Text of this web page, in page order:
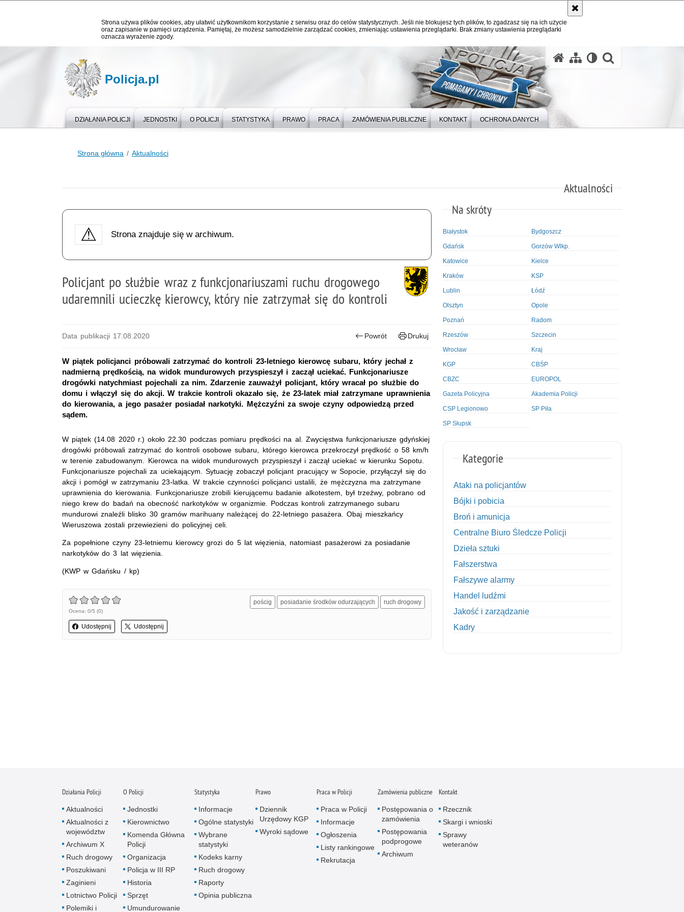
Strona używa plików cookies, aby ułatwić użytkownikom korzystanie z serwisu oraz do celów statystycznych. Jeśli nie blokujesz tych plików, to zgadzasz się na ich użycie
oraz zapisanie w pamięci urządzenia. Pamiętaj, że możesz samodzielnie zarządzać cookies, zmieniając ustawienia przeglądarki. Brak zmiany ustawienia przeglądarki
oznacza wyrażenie zgody.
Policja.pl
DZIAŁANIA POLICJI JEDNOSTKI O POLICJI STATYSTYKA PRAWO PRACA ZAMÓWIENIA PUBLICZNE KONTAKT OCHRONA DANYCH
Strona główna Aktualności
Aktualności
Strona znajduje się w archiwum.
Policjant po służbie wraz z funkcjonariuszami ruchu drogowego
udaremnili ucieczkę kierowcy, który nie zatrzymał się do kontroli
Data publikacji 17.08.2020 Powrót Drukuj
W piątek policjanci próbowali zatrzymać do kontroli 23-letniego kierowcę subaru, który jechał z
nadmierną prędkością, na widok mundurowych przyspieszył i zaczął uciekać. Funkcjonariusze
drogówki natychmiast pojechali za nim. Zdarzenie zauważył policjant, który wracał po służbie do
domu i włączył się do akcji. W trakcie kontroli okazało się, że 23-latek miał zatrzymane uprawnienia
do kierowania, a jego pasażer posiadał narkotyki. Mężczyźni za swoje czyny odpowiedzą przed
sądem.
W piątek (14.08 2020 r.) około 22.30 podczas pomiaru prędkości na al. Zwycięstwa funkcjonariusze gdyńskiej
drogówki próbowali zatrzymać do kontroli osobowe subaru, którego kierowca przekroczył prędkość o 58 km/h
w terenie zabudowanym. Kierowca na widok mundurowych przyspieszył i zaczął uciekać w kierunku Sopotu.
Funkcjonariusze pojechali za uciekającym. Sytuację zobaczył policjant pracujący w Sopocie, przyłączył się do
akcji i pomógł w zatrzymaniu 23-latka. W trakcie czynności policjanci ustalili, że mężczyzna ma zatrzymane
uprawnienia do kierowania. Funkcjonariusze zrobili kierującemu badanie alkotestem, był trzeźwy, pobrano od
niego krew do badań na obecność narkotyków w organizmie. Podczas kontroli zatrzymanego subaru
mundurowi znaleźli blisko 30 gramów marihuany należącej do 22-letniego pasażera. Obaj mieszkańcy
Wieruszowa zostali przewiezieni do policyjnej celi.
Za popełnione czyny 23-letniemu kierowcy grozi do 5 lat więzienia, natomiast pasażerowi za posiadanie
narkotyków do 3 lat więzienia.
(KWP w Gdańsku / kp)
Ocena: 0/5 (0)
Udostępnij Udostępnij
pościg posiadanie środków odurzających ruch drogowy
Na skróty
Białystok Bydgoszcz
Gdańsk Gorzów Wlkp.
Katowice Kielce
Kraków KSP
Lublin Łódź
Olsztyn Opole
Poznań Radom
Rzeszów Szczecin
Wrocław Kraj
KGP CBŚP
CBZC EUROPOL
Gazeta Policyjna Akademia Policji
CSP Legionowo SP Piła
SP Słupsk
Kategorie
Ataki na policjantów
Bójki i pobicia
Broń i amunicja
Centralne Biuro Śledcze Policji
Dzieła sztuki
Fałszerstwa
Fałszywe alarmy
Handel ludźmi
Jakość i zarządzanie
Kadry
Nietrzeźwi kierujący
Nietrzeźwi opiekunowie
Działania Policji
Aktualności
Aktualności z
województw
Archiwum X
Ruch drogowy
Poszukiwani
Zaginieni
Lotnictwo Policji
Polemiki i
O Policji
Jednostki
Kierownictwo
Komenda Główna
Policji
Organizacja
Policja w III RP
Historia
Sprzęt
Umundurowanie
Statystyka
Informacje
Ogólne statystyki
Wybrane
statystyki
Kodeks karny
Ruch drogowy
Raporty
Opinia publiczna
Prawo
Dziennik
Urzędowy KGP
Wyroki sądowe
Praca w Policji
Praca w Policji
Informacje
Ogłoszenia
Listy rankingowe
Rekrutacja
Zamówienia publiczne
Postępowania o
zamówienia
Postępowania
podprogowe
Archiwum
Kontakt
Rzecznik
Skargi i wnioski
Sprawy
weteranów